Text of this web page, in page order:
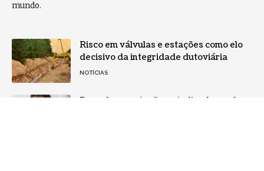
mundo.
Risco em válvulas e estações como elo
decisivo da integridade dutoviária
NOTÍCIAS
Descubra quais são os indicadores de